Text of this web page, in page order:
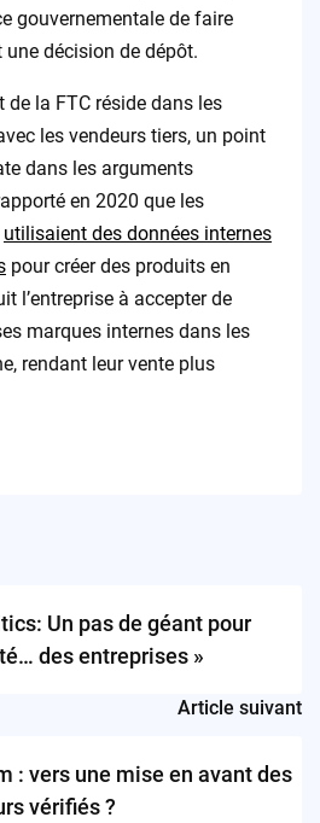
gouvernementale de faire
décision de dépôt.
de la FTC réside dans les
les vendeurs tiers, un point
dans les arguments
en 2020 que les
utilisaient des données internes
pour créer des produits en
l’entreprise à accepter de
marques internes dans les
rendant leur vente plus
Un pas de géant pour
des entreprises »
Article suivant
: vers une mise en avant des
vérifiés ?